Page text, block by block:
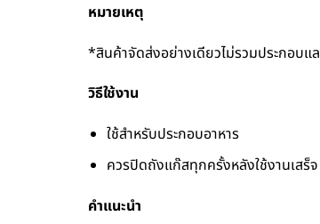
หมายเหตุ
*สินค้าจัดส่งอย่างเดียวไม่รวมประกอบแ
วิธีใช้งาน
ใช้สำหรับประกอบอาหาร
ควรปิดถังแก๊สทุกครั้งหลังใช้งานเสร็จ
คำแนะนำ